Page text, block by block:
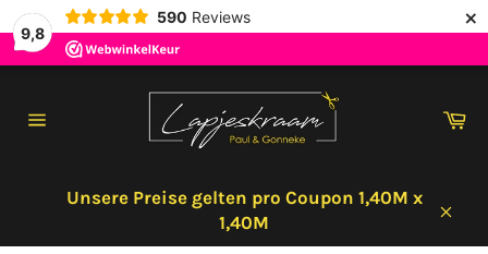
9,8
590 Reviews ×
Inhalt
Seitennavigation
Unsere Preise gelten pro Coupon 1,40M x
1,40M